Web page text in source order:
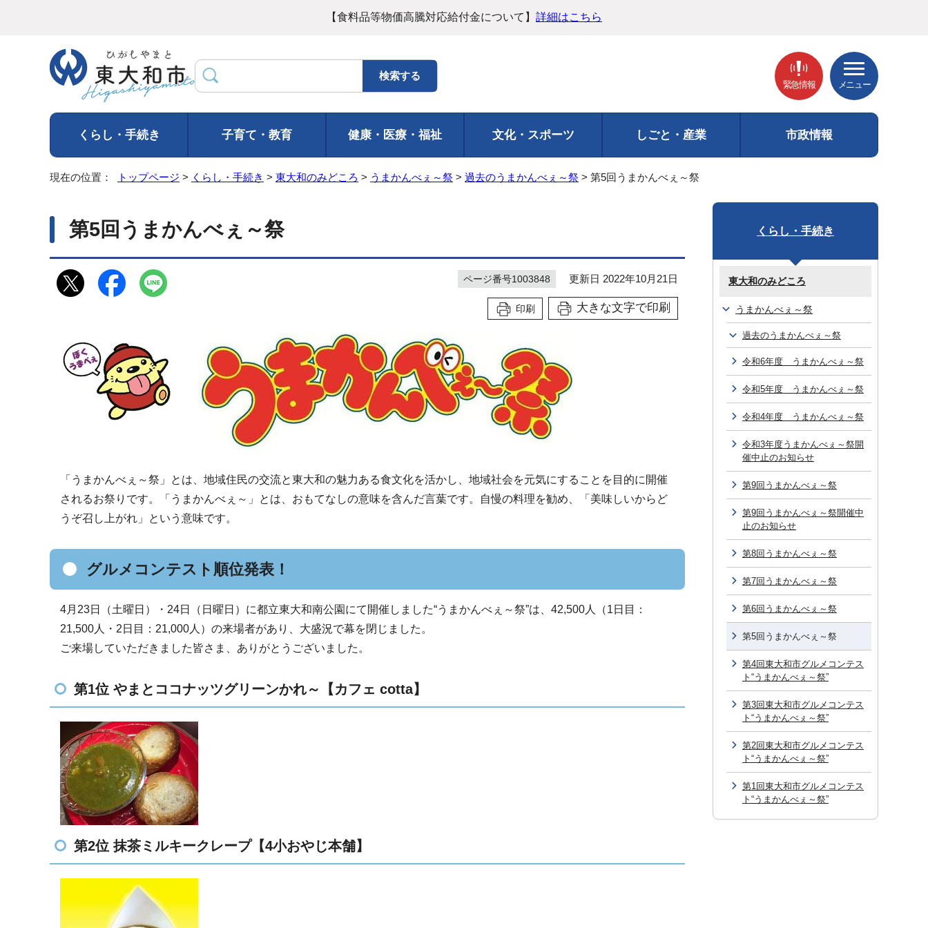
【食料品等物価高騰対応給付金について】 詳細はこちら
緊急情報 メニュー
くらし・手続き 子育て・教育 健康・医療・福祉 文化・スポーツ しごと・産業 市政情報
現在の位置： トップページ > くらし・手続き > 東大和のみどころ > うまかんべぇ～祭 > 過去のうまかんべぇ～祭 > 第5回うまかんべぇ～祭
第5回うまかんべぇ～祭
ページ番号1003848 更新日 2022年10月21日
印刷 大きな文字で印刷
「うまかんべぇ～祭」とは、地域住民の交流と東大和の魅力ある食文化を活かし、地域社会を元気にすることを目的に開催
されるお祭りです。「うまかんべぇ～」とは、おもてなしの意味を含んだ言葉です。自慢の料理を勧め、「美味しいからど
うぞ召し上がれ」という意味です。
グルメコンテスト順位発表！
4月23日（土曜日）・24日（日曜日）に都立東大和南公園にて開催しました“うまかんべぇ～祭”は、42,500人（1日目：
21,500人・2日目：21,000人）の来場者があり、大盛況で幕を閉じました。
ご来場していただきました皆さま、ありがとうございました。
第1位 やまとココナッツグリーンかれ～【カフェ cotta】
第2位 抹茶ミルキークレープ【4小おやじ本舗】
くらし・手続き
東大和のみどころ
うまかんべぇ～祭
過去のうまかんべぇ～祭
令和6年度 うまかんべぇ～祭
令和5年度 うまかんべぇ～祭
令和4年度 うまかんべぇ～祭
令和3年度うまかんべぇ～祭開
催中止のお知らせ
第9回うまかんべぇ～祭
第9回うまかんべぇ～祭開催中
止のお知らせ
第8回うまかんべぇ～祭
第7回うまかんべぇ～祭
第6回うまかんべぇ～祭
第5回うまかんべぇ～祭
第4回東大和市グルメコンテス
ト“うまかんべぇ～祭”
第3回東大和市グルメコンテス
ト“うまかんべぇ～祭”
第2回東大和市グルメコンテス
ト“うまかんべぇ～祭”
第1回東大和市グルメコンテス
ト“うまかんべぇ～祭”